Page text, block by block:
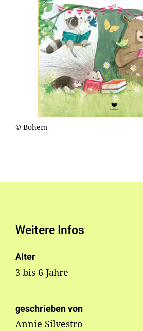
© Bohem
Weitere Infos
Alter
3 bis 6 Jahre
geschrieben von
Annie Silvestro